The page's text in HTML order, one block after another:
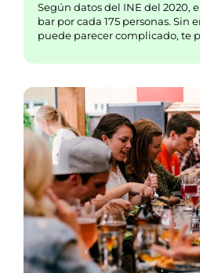
Según datos del INE del 2020,
bar por cada 175 personas. Sin
puede parecer complicado, te